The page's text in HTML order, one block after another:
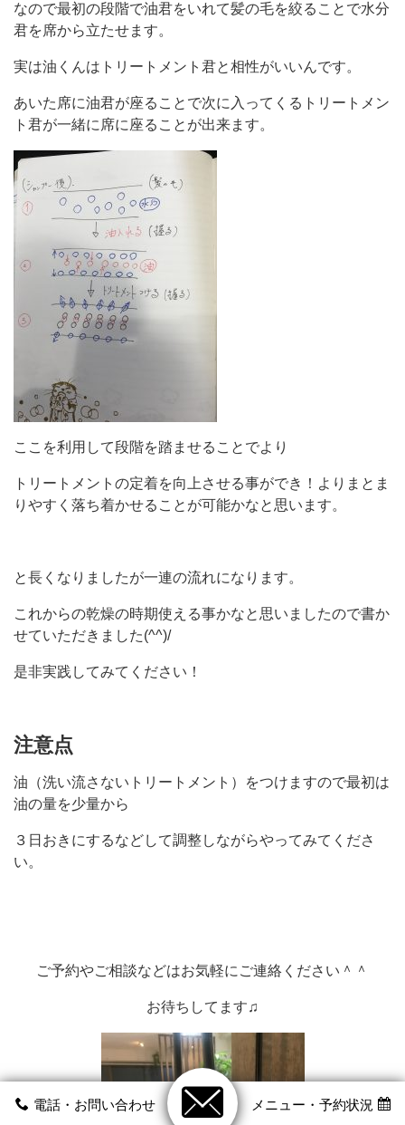
電話・お問い合わせ メニュー・予約状況
なので最初の段階で油君をいれて髪の毛を絞ることで水分
君を席から立たせます。
実は油くんはトリートメント君と相性がいいんです。
あいた席に油君が座ることで次に入ってくるトリートメン
ト君が一緒に席に座ることが出来ます。
ここを利用して段階を踏ませることでより
トリートメントの定着を向上させる事ができ！よりまとま
りやすく落ち着かせることが可能かなと思います。
と長くなりましたが一連の流れになります。
これからの乾燥の時期使える事かなと思いましたので書か
せていただきました(^^)/
是非実践してみてください！
注意点
油（洗い流さないトリートメント）をつけますので最初は
油の量を少量から
３日おきにするなどして調整しながらやってみてくださ
い。
ご予約やご相談などはお気軽にご連絡ください＾＾
お待ちしてます♫